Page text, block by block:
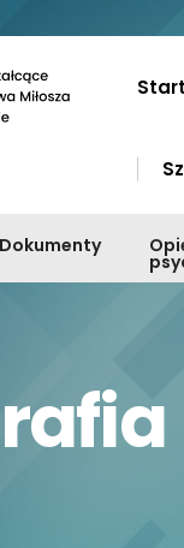
Start
Dokumenty